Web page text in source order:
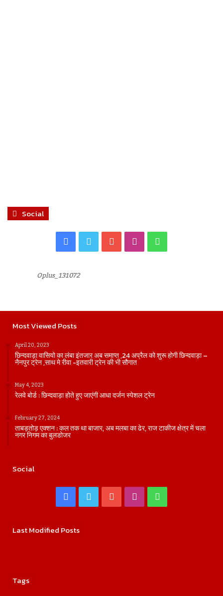
Social
Facebook
Twitter YouTubeInstagram
Oplus_131072
Most Viewed Posts
April 20, 2023
छिन्दवाड़ा वासियो का लंबा इंतजार अब समाप्त ,24 अप्रैल को शुरू होगी छिन्दवाड़ा –
नैनपुर ट्रेन ,साथ मे रीवा -इतवारी ट्रेन की भी सौगात
May 4, 2023
रेलवे बोर्ड : छिन्दवाड़ा होते हुए जाएंगी आधा दर्जन स्पेशल ट्रेन
February 27, 2024
ताबड़तोड़ एक्शन : कल तक था बाजार, अब मलबा का ढेर, राज टाकीज क्षेत्र में चला
नगर निगम का बुलडोजर
Social
Facebook
Twitter YouTubeInstagram
Last Modified Posts
Tags